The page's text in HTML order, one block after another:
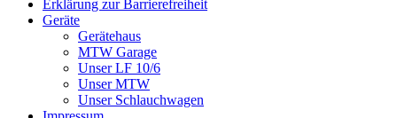
Erklärung zur Barriere­frei­heit
Geräte
Gerätehaus
MTW Garage
Unser LF 10/6
Unser MTW
Unser Schlauchwagen